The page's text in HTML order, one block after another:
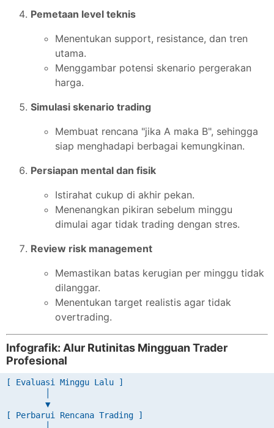
Pemetaan level teknis
Menentukan support, resistance, dan tren
utama.
Menggambar potensi skenario pergerakan
harga.
Simulasi skenario trading
Membuat rencana "jika A maka B", sehingga
siap menghadapi berbagai kemungkinan.
Persiapan mental dan fisik
Istirahat cukup di akhir pekan.
Menenangkan pikiran sebelum minggu
dimulai agar tidak trading dengan stres.
Review risk management
Memastikan batas kerugian per minggu tidak
dilanggar.
Menentukan target realistis agar tidak
overtrading.
Infografik: Alur Rutinitas Mingguan Trader
Profesional
[ Evaluasi Minggu Lalu ]
        ▼
[ Perbarui Rencana Trading ]